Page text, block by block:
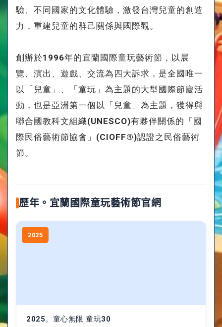
驗、不同國家的文化體驗，激發台灣兒童的創造
力，重建兒童的群己關係與國際觀。
創辦於1996年的宜蘭國際童玩藝術節，以展
覽、演出、遊戲、交流為四大訴求，是全國唯一
以「兒童」、「童玩」為主題的大型國際節慶活
動，也是亞洲第一個以「兒童」為主題，獲得與
聯合國教科文組織(UNESCO)有夥伴關係的「國
際民俗藝術節協會」(CIOFF®)認證之民俗藝術
節。
歷年。宜蘭國際童玩藝術節官網
2025
2025。童心無限 童玩30